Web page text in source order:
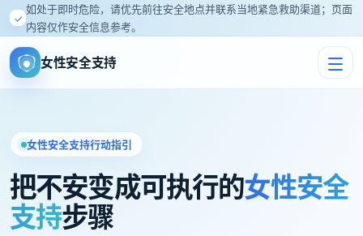
✓
如处于即时危险，请优先前往安全地点并联系当地紧急救助渠道；页面
内容仅作安全信息参考。
女性安全支持
女性安全支持行动指引
把不安变成可执行的女性安全
支持步骤